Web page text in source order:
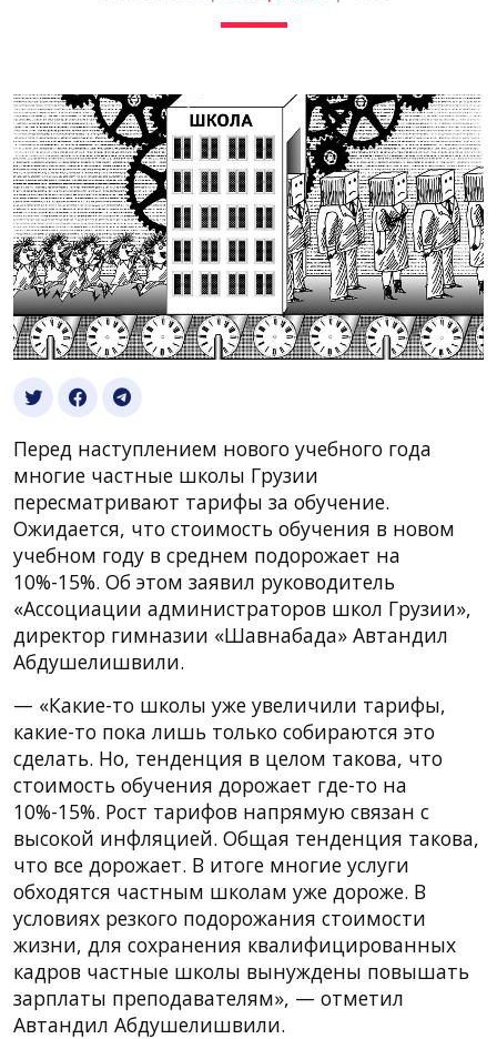
Перед наступлением нового учебного года
многие частные школы Грузии
пересматривают тарифы за обучение.
Ожидается, что стоимость обучения в новом
учебном году в среднем подорожает на
10%-15%. Об этом заявил руководитель
«Ассоциации администраторов школ Грузии»,
директор гимназии «Шавнабада» Автандил
Абдушелишвили.
— «Какие-то школы уже увеличили тарифы,
какие-то пока лишь только собираются это
сделать. Но, тенденция в целом такова, что
стоимость обучения дорожает где-то на
10%-15%. Рост тарифов напрямую связан с
высокой инфляцией. Общая тенденция такова,
что все дорожает. В итоге многие услуги
обходятся частным школам уже дороже. В
условиях резкого подорожания стоимости
жизни, для сохранения квалифицированных
кадров частные школы вынуждены повышать
зарплаты преподавателям», — отметил
Автандил Абдушелишвили.